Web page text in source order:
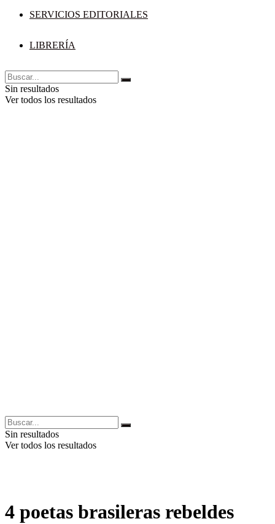
SERVICIOS EDITORIALES
LIBRERÍA
Sin resultados
Ver todos los resultados
Sin resultados
Ver todos los resultados
4 poetas brasileras rebeldes